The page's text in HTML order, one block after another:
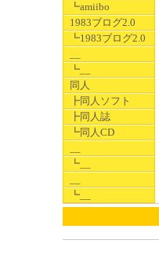
┗amiibo
1983ブログ2.0
┗1983ブログ2.0
┗__
同人
┣同人ソフト
┣同人誌
┗同人CD
┗__
┗__